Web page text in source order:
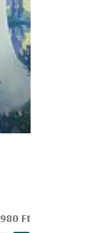
980 Ft